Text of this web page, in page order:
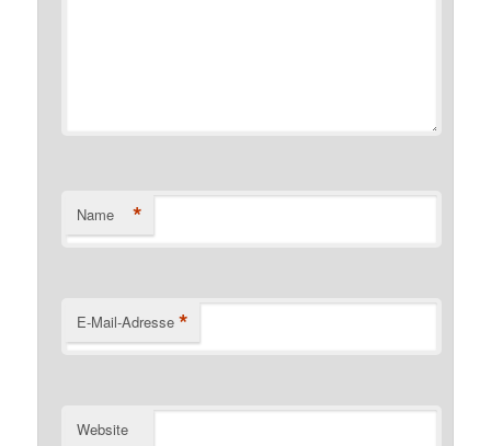
Name *
E-Mail-Adresse *
Website